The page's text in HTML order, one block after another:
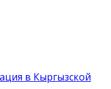
в Кыргызской